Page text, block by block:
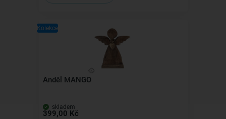
Kolekce
Anděl MANGO
skladem
399,00 Kč